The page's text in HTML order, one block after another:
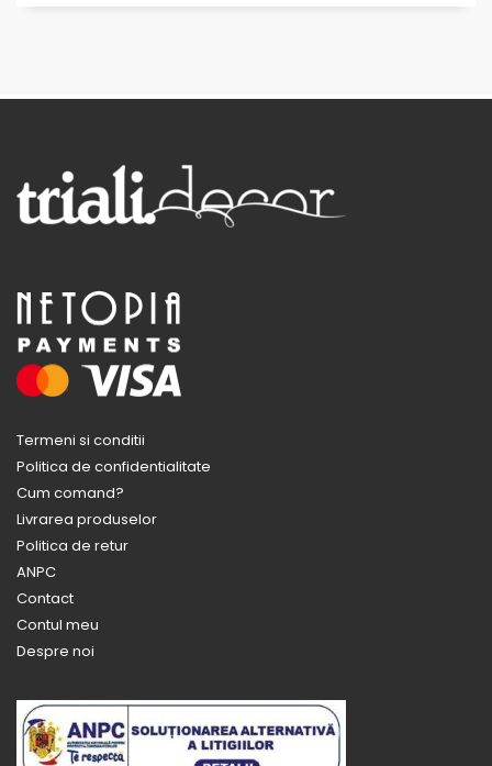
Termeni si conditii
Politica de confidentialitate
Cum comand?
Livrarea produselor
Politica de retur
ANPC
Contact
Contul meu
Despre noi